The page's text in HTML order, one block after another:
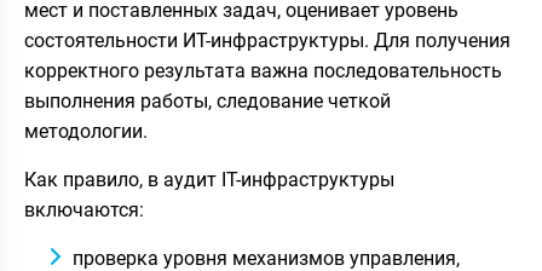
мест и поставленных задач, оценивает уровень
состоятельности ИТ-инфраструктуры. Для получения
корректного результата важна последовательность
выполнения работы, следование четкой
методологии.
Как правило, в аудит IT-инфраструктуры
включаются:
проверка уровня механизмов управления,